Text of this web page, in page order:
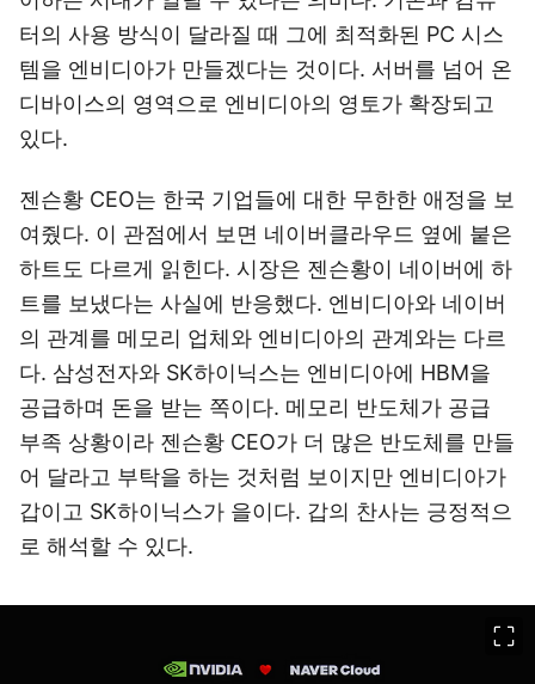
터의 사용 방식이 달라질 때 그에 최적화된 PC 시스
템을 엔비디아가 만들겠다는 것이다. 서버를 넘어 온
디바이스의 영역으로 엔비디아의 영토가 확장되고
있다.
젠슨황 CEO는 한국 기업들에 대한 무한한 애정을 보
여줬다. 이 관점에서 보면 네이버클라우드 옆에 붙은
하트도 다르게 읽힌다. 시장은 젠슨황이 네이버에 하
트를 보냈다는 사실에 반응했다. 엔비디아와 네이버
의 관계를 메모리 업체와 엔비디아의 관계와는 다르
다. 삼성전자와 SK하이닉스는 엔비디아에 HBM을
공급하며 돈을 받는 쪽이다. 메모리 반도체가 공급
부족 상황이라 젠슨황 CEO가 더 많은 반도체를 만들
어 달라고 부탁을 하는 것처럼 보이지만 엔비디아가
갑이고 SK하이닉스가 을이다. 갑의 찬사는 긍정적으
로 해석할 수 있다.